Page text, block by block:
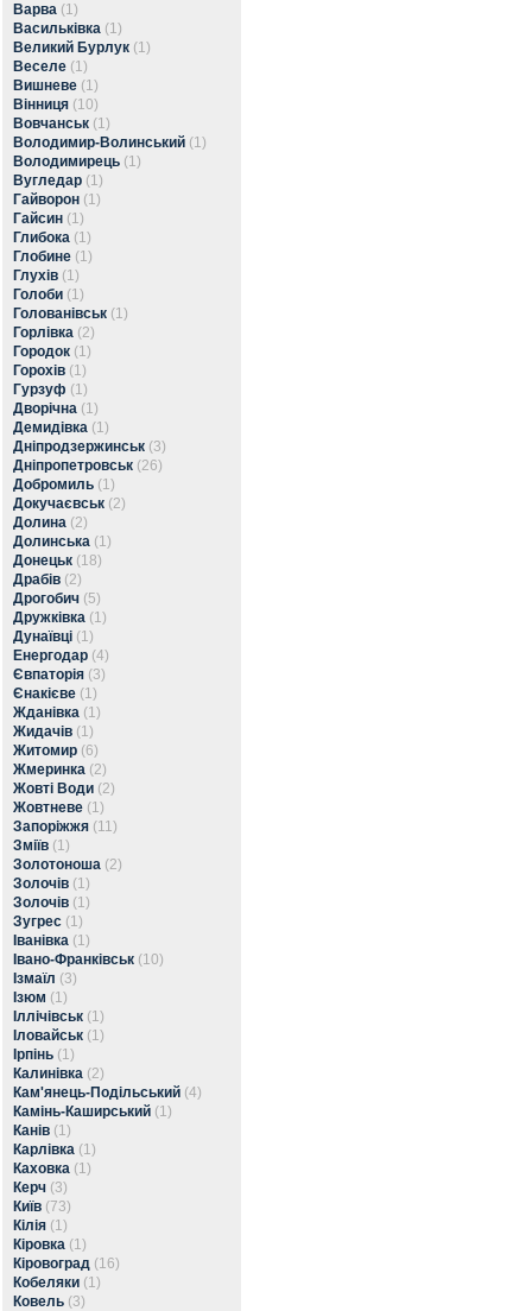
Варва (1)
Васильківка (1)
Великий Бурлук (1)
Веселе (1)
Вишневе (1)
Вінниця (10)
Вовчанськ (1)
Володимир-Волинський (1)
Володимирець (1)
Вугледар (1)
Гайворон (1)
Гайсин (1)
Глибока (1)
Глобине (1)
Глухів (1)
Голоби (1)
Голованівськ (1)
Горлівка (2)
Городок (1)
Горохів (1)
Гурзуф (1)
Дворічна (1)
Демидівка (1)
Дніпродзержинськ (3)
Дніпропетровськ (26)
Добромиль (1)
Докучаєвськ (2)
Долина (2)
Долинська (1)
Донецьк (18)
Драбів (2)
Дрогобич (5)
Дружківка (1)
Дунаївці (1)
Енергодар (4)
Євпаторія (3)
Єнакієве (1)
Жданівка (1)
Жидачів (1)
Житомир (6)
Жмеринка (2)
Жовті Води (2)
Жовтневе (1)
Запоріжжя (11)
Зміїв (1)
Золотоноша (2)
Золочів (1)
Золочів (1)
Зугрес (1)
Іванівка (1)
Івано-Франківськ (10)
Ізмаїл (3)
Ізюм (1)
Іллічівськ (1)
Іловайськ (1)
Ірпінь (1)
Калинівка (2)
Кам'янець-Подільський (4)
Камінь-Каширський (1)
Канів (1)
Карлівка (1)
Каховка (1)
Керч (3)
Київ (73)
Кілія (1)
Кіровка (1)
Кіровоград (16)
Кобеляки (1)
Ковель (3)